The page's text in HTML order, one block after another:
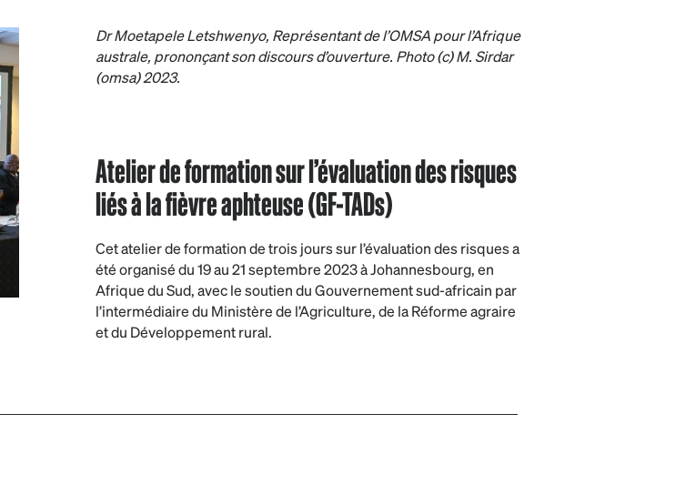
Dr Moetapele Letshwenyo, Représentant de l’OMSA pour l’Afrique
australe, prononçant son discours d’ouverture. Photo (c) M. Sirdar
(omsa) 2023.
Atelier de formation sur l’évaluation des risques
liés à la fièvre aphteuse (GF-TADs)
Cet atelier de formation de trois jours sur l’évaluation des risques a
été organisé du 19 au 21 septembre 2023 à Johannesbourg, en
Afrique du Sud, avec le soutien du Gouvernement sud-africain par
l’intermédiaire du Ministère de l’Agriculture, de la Réforme agraire
et du Développement rural.